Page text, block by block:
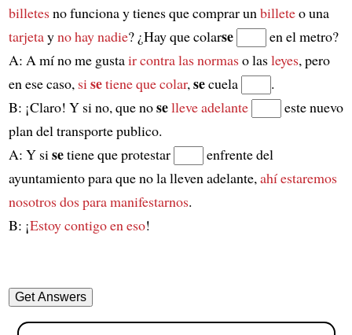
billetesno funciona y tienes que comprar un billeteo una
tarjetayno hay nadie? ¿Hay que colarse
en el metro?
A: A mí no me gustair contra las normaso lasleyes, pero
en ese caso, si setiene que colar, secuela
.
B: ¡Claro! Y si no, que noselleve adelante
este nuevo
plan del transporte publico.
A: Y si setiene que protestar
enfrente del
ayuntamiento para que no la lleven adelante, ahí estaremos
nosotros dospara manifestarnos.
B: ¡Estoy contigo en eso!